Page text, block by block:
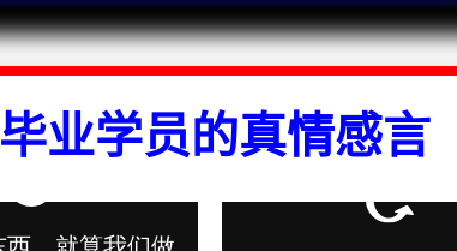
毕业学员的真情感言